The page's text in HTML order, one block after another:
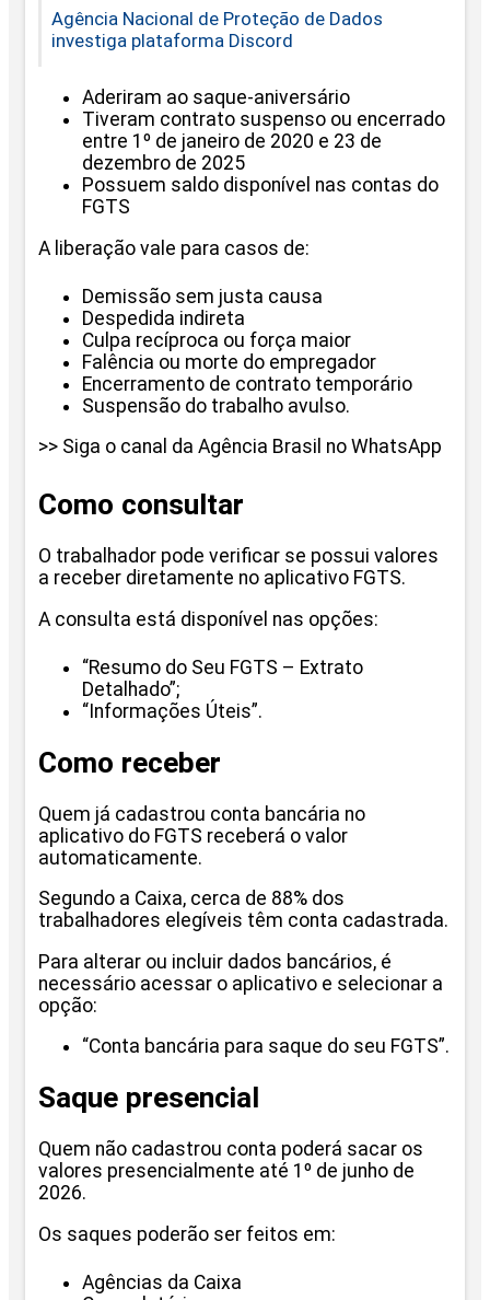
Agência Nacional de Proteção de Dados
investiga plataforma Discord
Aderiram ao saque-aniversário
Tiveram contrato suspenso ou encerrado
entre 1º de janeiro de 2020 e 23 de
dezembro de 2025
Possuem saldo disponível nas contas do
FGTS
A liberação vale para casos de:
Demissão sem justa causa
Despedida indireta
Culpa recíproca ou força maior
Falência ou morte do empregador
Encerramento de contrato temporário
Suspensão do trabalho avulso.
>> Siga o canal da Agência Brasil no WhatsApp
Como consultar
O trabalhador pode verificar se possui valores
a receber diretamente no aplicativo FGTS.
A consulta está disponível nas opções:
“Resumo do Seu FGTS – Extrato
Detalhado”;
“Informações Úteis”.
Como receber
Quem já cadastrou conta bancária no
aplicativo do FGTS receberá o valor
automaticamente.
Segundo a Caixa, cerca de 88% dos
trabalhadores elegíveis têm conta cadastrada.
Para alterar ou incluir dados bancários, é
necessário acessar o aplicativo e selecionar a
opção:
“Conta bancária para saque do seu FGTS”.
Saque presencial
Quem não cadastrou conta poderá sacar os
valores presencialmente até 1º de junho de
2026.
Os saques poderão ser feitos em:
Agências da Caixa